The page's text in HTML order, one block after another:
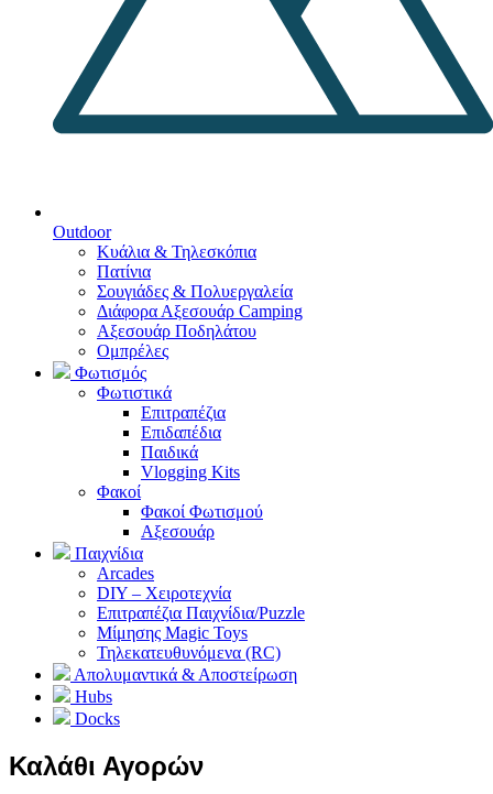
Outdoor
Κυάλια & Τηλεσκόπια
Πατίνια
Σουγιάδες & Πολυεργαλεία
Διάφορα Αξεσουάρ Camping
Αξεσουάρ Ποδηλάτου
Ομπρέλες
Φωτισμός
Φωτιστικά
Επιτραπέζια
Επιδαπέδια
Παιδικά
Vlogging Kits
Φακοί
Φακοί Φωτισμού
Αξεσουάρ
Παιχνίδια
Arcades
DIY – Χειροτεχνία
Επιτραπέζια Παιχνίδια/Puzzle
Μίμησης Magic Toys
Τηλεκατευθυνόμενα (RC)
Απολυμαντικά & Αποστείρωση
Hubs
Docks
Καλάθι Αγορών